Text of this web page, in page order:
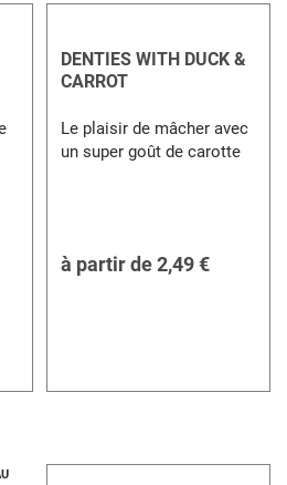
DENTIES WITH DUCK &
CARROT
Le plaisir de mâcher avec
un super goût de carotte
à partir de2,49 €